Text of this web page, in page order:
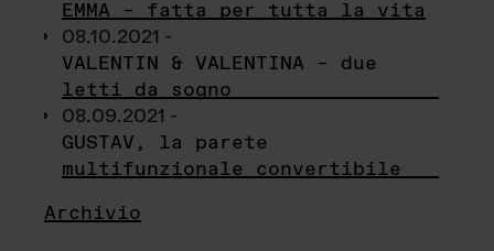
EMMA – fatta per tutta la vita
08.10.2021 -
VALENTIN & VALENTINA – due
letti da sogno
08.09.2021 -
GUSTAV, la parete
multifunzionale convertibile
Archivio